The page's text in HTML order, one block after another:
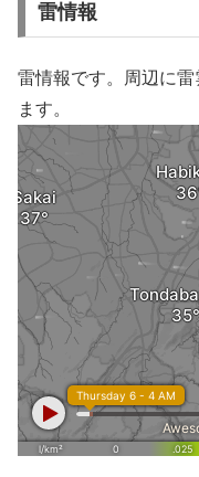
雷情報
雷情報です。周辺に
ます。